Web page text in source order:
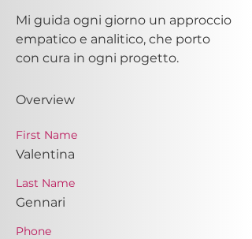
Mi guida ogni giorno un approccio
empatico e analitico, che porto
con cura in ogni progetto.
Overview
First Name
Valentina
Last Name
Gennari
Phone